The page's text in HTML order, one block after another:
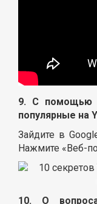
9. С помощью
популярные на
Зайдите в
Нажмите «Веб-
10. О